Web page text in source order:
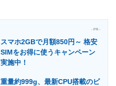
マーケ×ITの今がよく分かる
- PR -
スマホ2GBで月額850円～ 格安
SIMをお得に使うキャンペーン
実施中！
重量約999g、最新CPU搭載のビ